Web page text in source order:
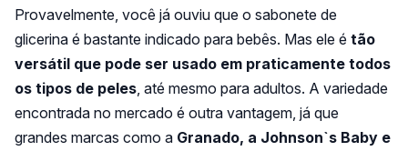
Provavelmente, você já ouviu que o sabonete de
glicerina é bastante indicado para bebês. Mas ele é tão
versátil que pode ser usado em praticamente todos
os tipos de peles , até mesmo para adultos. A variedade
encontrada no mercado é outra vantagem, já que
grandes marcas como a Granado, a Johnson`s Baby e